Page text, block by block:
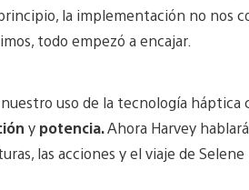
la implementación no nos
todo empezó a encajar.
uso de la tecnología háptica
y potencia.Ahora Harvey
las acciones y el viaje de